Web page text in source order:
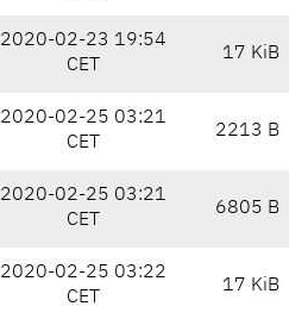
2020-02-23 19:54
CET
17 KiB
2020-02-25 03:21
CET
2213 B
2020-02-25 03:21
CET
6805 B
2020-02-25 03:22
CET
17 KiB